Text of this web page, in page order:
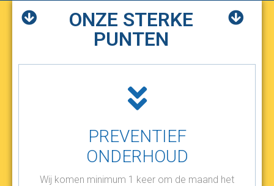
ONZE STERKE
PUNTEN
PREVENTIEF
ONDERHOUD
Wij komen minimum 1 keer om de maand het